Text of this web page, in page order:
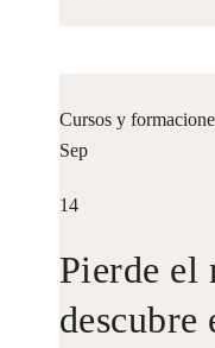
Cursos y
Sep
14
Pierde el
descubre